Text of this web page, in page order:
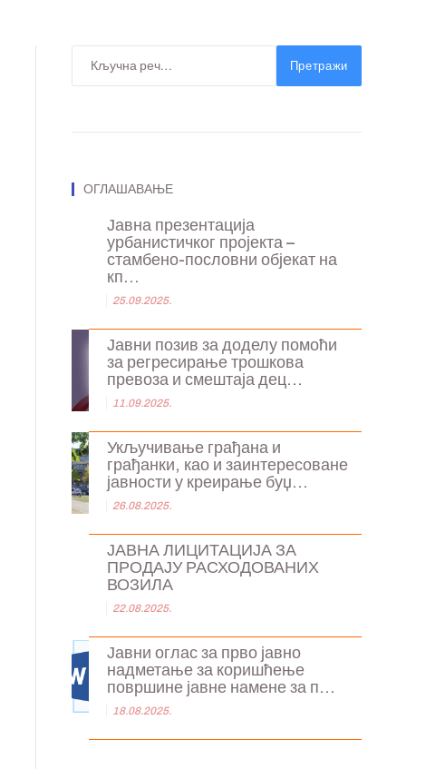
Претражи
ОГЛАШАВАЊЕ
Јавна презентација
урбанистичког пројекта –
стамбено-пословни објекат на
кп...
25.09.2025.
Јавни позив за доделу помоћи
за регресирање трошкова
превоза и смештаја дец...
11.09.2025.
Укључивање грађана и
грађанки, као и заинтересоване
јавности у креирање буџ...
26.08.2025.
ЈАВНА ЛИЦИТАЦИЈА ЗА
ПРОДАЈУ РАСХОДОВАНИХ
ВОЗИЛА
22.08.2025.
Јавни оглас за прво јавно
надметање за коришћење
површине јавне намене за п...
18.08.2025.